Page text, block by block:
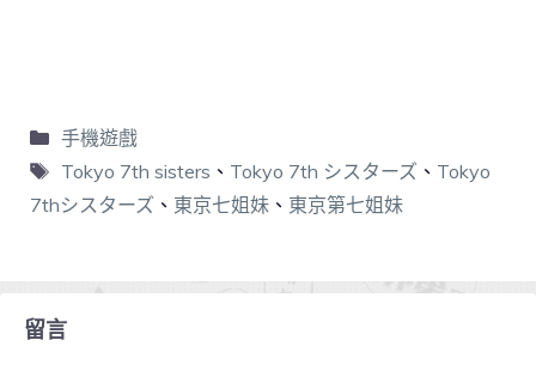
手機遊戲
Tokyo 7th sisters 、 Tokyo 7th シスターズ 、 Tokyo
7thシスターズ 、 東京七姐妹 、 東京第七姐妹
留言